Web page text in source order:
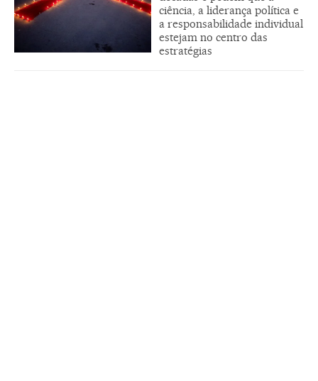
ciência, a liderança política e
a responsabilidade individual
estejam no centro das
estratégias